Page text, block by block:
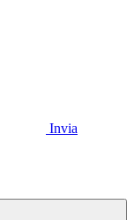
Invia